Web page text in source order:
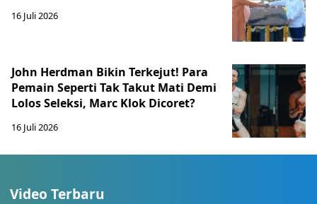
16 Juli 2026
John Herdman Bikin Terkejut! Para
Pemain Seperti Tak Takut Mati Demi
Lolos Seleksi, Marc Klok Dicoret?
16 Juli 2026
Video Terbaru